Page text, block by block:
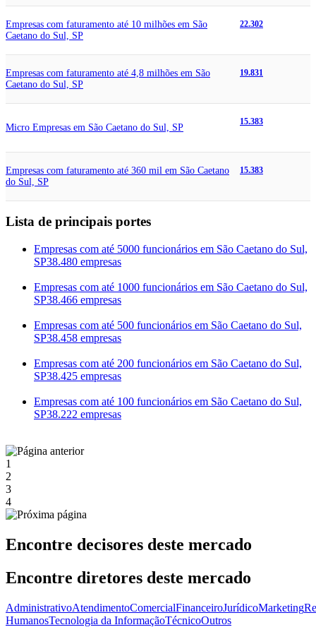
Empresas com faturamento até 10 milhões em São
Caetano do Sul, SP
22.302
Empresas com faturamento até 4,8 milhões em São
Caetano do Sul, SP
19.831
Micro Empresas em São Caetano do Sul, SP
15.383
Empresas com faturamento até 360 mil em São Caetano
do Sul, SP
15.383
Lista de principais portes
Empresas com até 5000 funcionários em São Caetano do Sul,
SP38.480 empresas
Empresas com até 1000 funcionários em São Caetano do Sul,
SP38.466 empresas
Empresas com até 500 funcionários em São Caetano do Sul,
SP38.458 empresas
Empresas com até 200 funcionários em São Caetano do Sul,
SP38.425 empresas
Empresas com até 100 funcionários em São Caetano do Sul,
SP38.222 empresas
1
2
3
4
Encontre decisores deste mercado
Encontre diretores deste mercado
AdministrativoAtendimentoComercialFinanceiroJurídicoMarketing
HumanosTecnologia da InformaçãoTécnicoOutros